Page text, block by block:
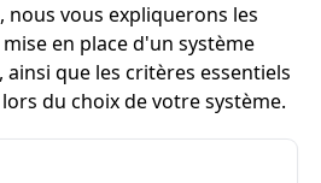
nous vous expliquerons les
en place d'un système
que les critères essentiels
du choix de votre système.